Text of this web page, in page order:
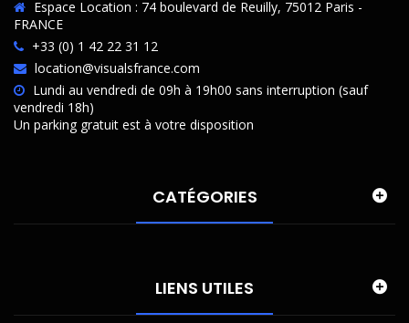
Espace Location : 74 boulevard de Reuilly, 75012 Paris -
FRANCE
+33 (0) 1 42 22 31 12
location@visualsfrance.com
Lundi au vendredi de 09h à 19h00 sans interruption (sauf
vendredi 18h)
Un parking gratuit est à votre disposition
CATÉGORIES
LIENS UTILES